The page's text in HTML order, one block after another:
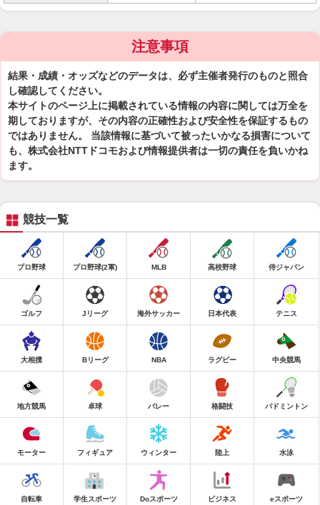
注意事項
結果・成績・オッズなどのデータは、必ず主催者発行のものと照合
し確認してください。
本サイトのページ上に掲載されている情報の内容に関しては万全を
期しておりますが、その内容の正確性および安全性を保証するもの
ではありません。 当該情報に基づいて被ったいかなる損害について
も、株式会社NTTドコモおよび情報提供者は一切の責任を負いかね
ます。
競技一覧
プロ野球 プロ野球(2軍) MLB 高校野球 侍ジャパン
ゴルフ Jリーグ 海外サッカー 日本代表 テニス
大相撲 Bリーグ NBA ラグビー 中央競馬
地方競馬 卓球 バレー 格闘技 バドミントン
モーター フィギュア ウィンター 陸上 水泳
自転車 学生スポーツ Doスポーツ ビジネス eスポーツ